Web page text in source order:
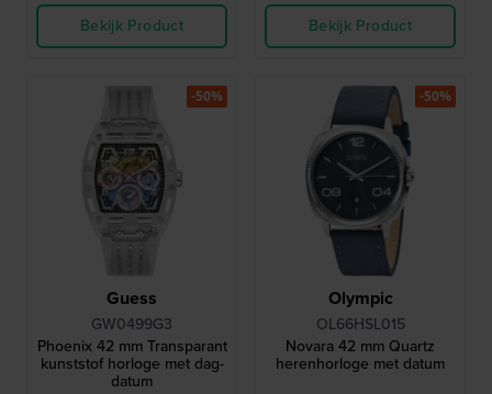
Bekijk Product
Bekijk Product
Guess
GW0499G3
Phoenix 42 mm Transparant
kunststof horloge met dag-
datum
-50%
Olympic
OL66HSL015
Novara 42 mm Quartz
herenhorloge met datum
-50%